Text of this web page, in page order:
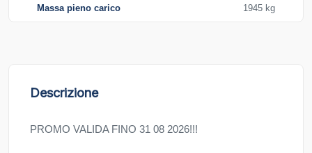
Massa pieno carico 1945 kg
Descrizione
PROMO VALIDA FINO 31 08 2026!!!